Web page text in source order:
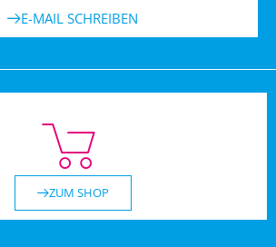
E-MAIL SCHREIBEN
ZUM SHOP